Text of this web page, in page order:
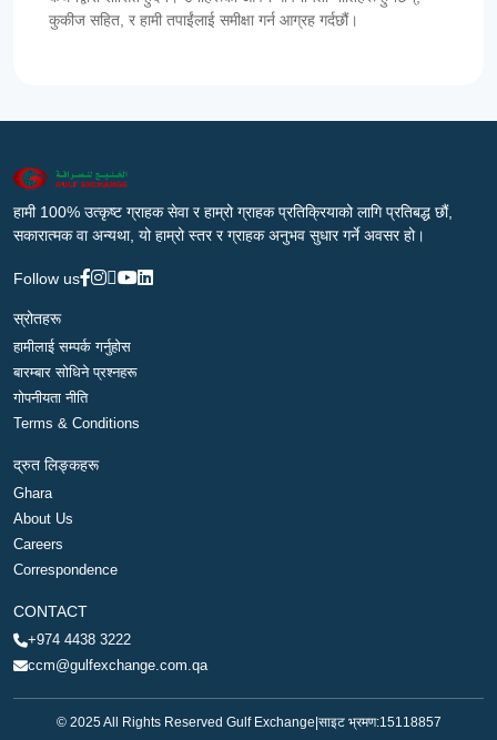
कुकीज सहित, र हामी तपाईंलाई समीक्षा गर्न आग्रह गर्दछौं।
हामी 100% उत्कृष्ट ग्राहक सेवा र हाम्रो ग्राहक प्रतिक्रियाको लागि प्रतिबद्ध छौं,
सकारात्मक वा अन्यथा, यो हाम्रो स्तर र ग्राहक अनुभव सुधार गर्ने अवसर हो।
Follow us
स्रोतहरू
हामीलाई सम्पर्क गर्नुहोस
बारम्बार सोधिने प्रश्नहरू
गोपनीयता नीति
Terms & Conditions
द्रुत लिङ्कहरू
Ghara
About Us
Careers
Correspondence
CONTACT
+974 4438 3222
ccm@gulfexchange.com.qa
© 2025 All Rights Reserved Gulf Exchange साइट भ्रमण:15118857